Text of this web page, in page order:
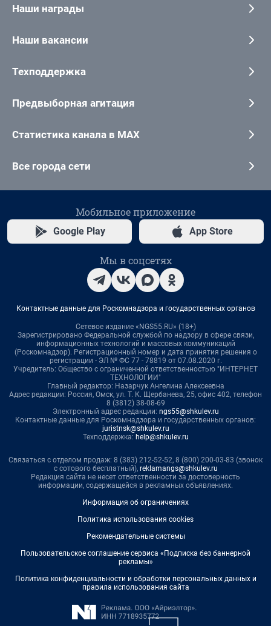
Наши награды
Наши вакансии
Техподдержка
Предвыборная агитация
Статистика канала в MAX
Все города сети
Мобильное приложение
Google Play App Store
Мы в соцсетях
Контактные данные для Роскомнадзора и государственных органов
Сетевое издание «NGS55.RU» (18+)
Зарегистрировано Федеральной службой по надзору в сфере связи,
информационных технологий и массовых коммуникаций
(Роскомнадзор). Регистрационный номер и дата принятия решения о
регистрации - ЭЛ № ФС 77 - 78819 от 07.08.2020 г.
Учредитель: Общество с ограниченной ответственностью "ИНТЕРНЕТ
ТЕХНОЛОГИИ"
Главный редактор: Назарчук Ангелина Алексеевна
Адрес редакции: Россия, Омск, ул. Т. К. Щербанева, 25, офис 402, телефон
8 (3812) 38-08-69
Электронный адрес редакции: ngs55@shkulev.ru
Контактные данные для Роскомнадзора и государственных органов:
juristnsk@shkulev.ru
Техподдержка: help@shkulev.ru
Связаться с отделом продаж: 8 (383) 212-52-52, 8 (800) 200-03-83 (звонок
с сотового бесплатный), reklamangs@shkulev.ru
Редакция сайта не несет ответственности за достоверность
информации, содержащейся в рекламных объявлениях.
Информация об ограничениях
Политика использования cookies
Рекомендательные системы
Пользовательское соглашение сервиса «Подписка без баннерной
рекламы»
Политика конфиденциальности и обработки персональных данных и
правила использования сайта